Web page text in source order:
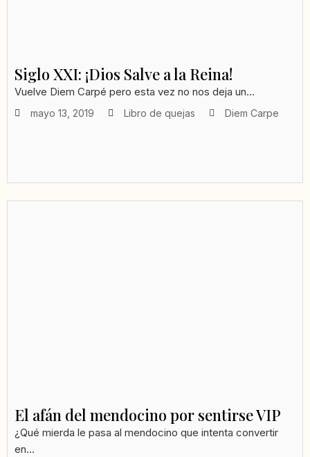
Siglo XXI: ¡Dios Salve a la Reina!
Vuelve Diem Carpé pero esta vez no nos deja un...
mayo 13, 2019 Libro de quejas Diem Carpe
El afán del mendocino por sentirse VIP
¿Qué mierda le pasa al mendocino que intenta convertir
en...